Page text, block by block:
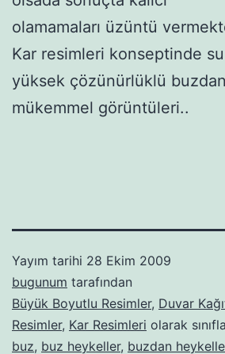
olamamaları üzüntü
Kar resimleri konseptinde
yüksek çözünürlüklü
mükemmel görüntüleri..
Yayım tarihi 28 Ekim 2009
bugunum tarafından
Büyük Boyutlu Resimler, Duvar
Resimler, Kar Resimleri olarak
buz, buz heykeller, buzdan